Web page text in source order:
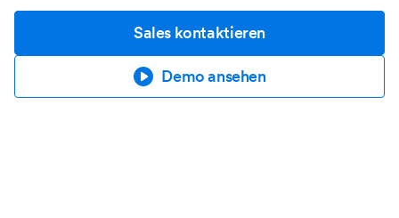
Sales kontaktieren
Demo ansehen